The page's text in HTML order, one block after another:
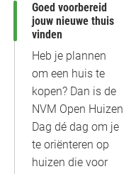
Goed voorbereid
jouw nieuwe thuis
vinden
Heb je plannen
om een huis te
kopen? Dan is de
NVM Open Huizen
Dag dé dag om je
te oriënteren op
huizen die voor